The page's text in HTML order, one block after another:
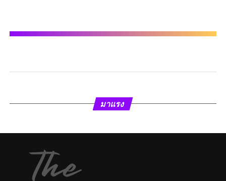
มาแรง